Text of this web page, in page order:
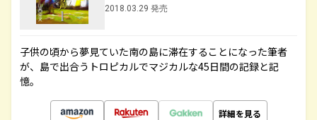
2018.03.29 発売
子供の頃から夢見ていた南の島に滞在することになった筆者
が、島で出合うトロピカルでマジカルな45日間の記録と記
憶。
詳細を見る